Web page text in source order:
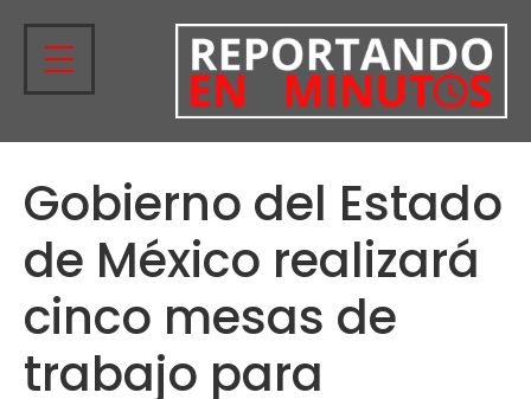
Gobierno del Estado
de México realizará
cinco mesas de
trabajo para